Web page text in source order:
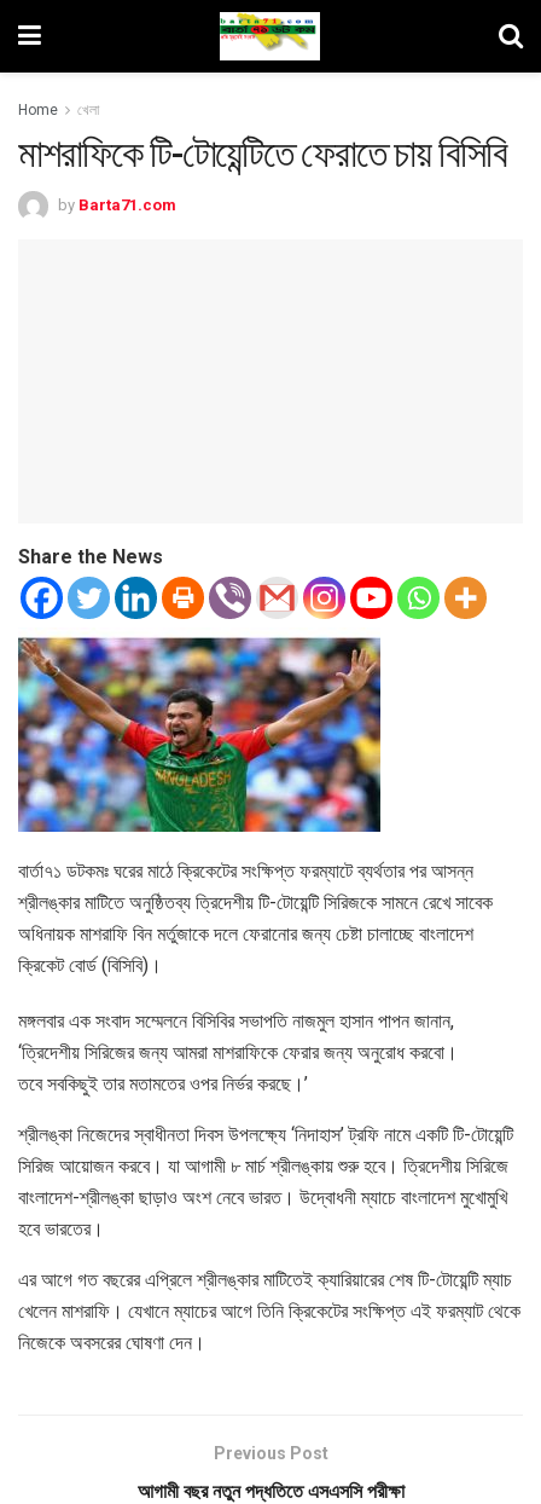
Home খেলা
মাশরাফিকে টি-টোয়েন্টিতে ফেরাতে চায় বিসিবি
by Barta71.com
Share the News
বার্তা৭১ ডটকমঃ ঘরের মাঠে ক্রিকেটের সংক্ষিপ্ত ফরম্যাটে ব্যর্থতার পর আসন্ন
শ্রীলঙ্কার মাটিতে অনুষ্ঠিতব্য ত্রিদেশীয় টি-টোয়েন্টি সিরিজকে সামনে রেখে সাবেক
অধিনায়ক মাশরাফি বিন মর্তুজাকে দলে ফেরানোর জন্য চেষ্টা চালাচ্ছে বাংলাদেশ
ক্রিকেট বোর্ড (বিসিবি)।
মঙ্গলবার এক সংবাদ সম্মেলনে বিসিবির সভাপতি নাজমুল হাসান পাপন জানান,
‘ত্রিদেশীয় সিরিজের জন্য আমরা মাশরাফিকে ফেরার জন্য অনুরোধ করবো।
তবে সবকিছুই তার মতামতের ওপর নির্ভর করছে।’
শ্রীলঙ্কা নিজেদের স্বাধীনতা দিবস উপলক্ষ্যে ‘নিদাহাস’ ট্রফি নামে একটি টি-টোয়েন্টি
সিরিজ আয়োজন করবে। যা আগামী ৮ মার্চ শ্রীলঙ্কায় শুরু হবে। ত্রিদেশীয় সিরিজে
বাংলাদেশ-শ্রীলঙ্কা ছাড়াও অংশ নেবে ভারত। উদ্বোধনী ম্যাচে বাংলাদেশ মুখোমুখি
হবে ভারতের।
এর আগে গত বছরের এপ্রিলে শ্রীলঙ্কার মাটিতেই ক্যারিয়ারের শেষ টি-টোয়েন্টি ম্যাচ
খেলেন মাশরাফি। যেখানে ম্যাচের আগে তিনি ক্রিকেটের সংক্ষিপ্ত এই ফরম্যাট থেকে
নিজেকে অবসরের ঘোষণা দেন।
Previous Post
আগামী বছর নতুন পদ্ধতিতে এসএসসি পরীক্ষা